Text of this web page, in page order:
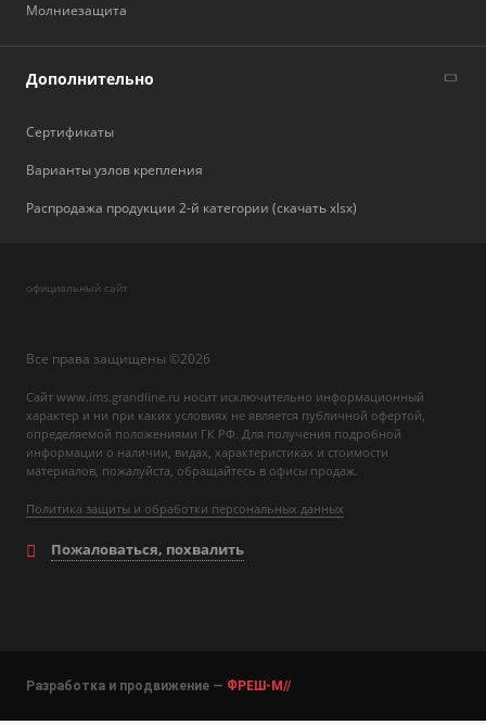
Молниезащита
Дополнительно
Сертификаты
Варианты узлов крепления
Распродажа продукции 2-й категории (скачать xlsx)
официальный сайт
Все права защищены ©2026
Сайт www.ims.grandline.ru носит исключительно информационный
характер и ни при каких условиях не является публичной офертой,
определяемой положениями ГК РФ. Для получения подробной
информации о наличии, видах, характеристиках и стоимости
материалов, пожалуйста, обращайтесь в офисы продаж.
Политика защиты и обработки персональных данных
Пожаловаться, похвалить
Разработка и продвижение — ФРЕШ-М//